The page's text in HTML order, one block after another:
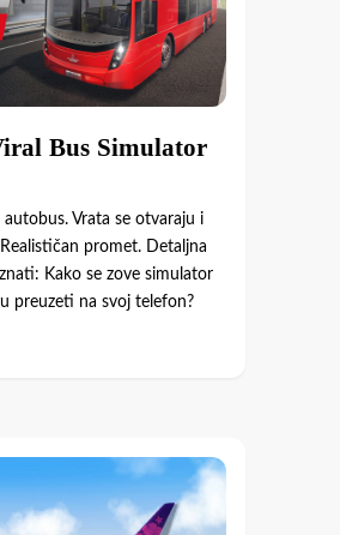
Bus Simulator
Vrata se otvaraju i
promet. Detaljna
Kako se zove simulator
preuzeti na svoj telefon?